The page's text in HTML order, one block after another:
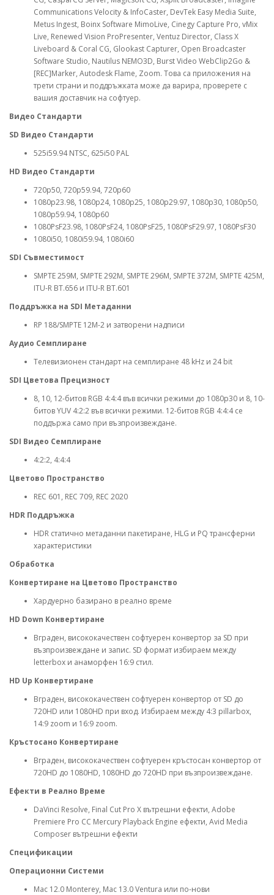
Communications Velocity & InfoCaster, DevTek Easy Media Suite,
Metus Ingest, Boinx Software MimoLive, Cinegy Capture Pro, vMix
Live, Renewed Vision ProPresenter, Ventuz Director, Class X
Liveboard & Coral CG, Glookast Capturer, Open Broadcaster
Software Studio, Nautilus NEMO3D, Burst Video WebClip2Go &
[REC]Marker, Autodesk Flame, Zoom. Това са приложения на
трети страни и поддръжката може да варира, проверете с
вашия доставчик на софтуер.
Видео Стандарти
SD Видео Стандарти
525i59.94 NTSC, 625i50 PAL
HD Видео Стандарти
720p50, 720p59.94, 720p60
1080p23.98, 1080p24, 1080p25, 1080p29.97, 1080p30, 1080p50,
1080p59.94, 1080p60
1080PsF23.98, 1080PsF24, 1080PsF25, 1080PsF29.97, 1080PsF30
1080i50, 1080i59.94, 1080i60
SDI Съвместимост
SMPTE 259M, SMPTE 292M, SMPTE 296M, SMPTE 372M, SMPTE 425M,
ITU-R BT.656 и ITU-R BT.601
Поддръжка на SDI Метаданни
RP 188/SMPTE 12M-2 и затворени надписи
Аудио Семплиране
Телевизионен стандарт на семплиране 48 kHz и 24 bit
SDI Цветова Прецизност
8, 10, 12-битов RGB 4:4:4 във всички режими до 1080p30 и 8, 10-
битов YUV 4:2:2 във всички режими. 12-битов RGB 4:4:4 се
поддържа само при възпроизвеждане.
SDI Видео Семплиране
4:2:2, 4:4:4
Цветово Пространство
REC 601, REC 709, REC 2020
HDR Поддръжка
HDR статично метаданни пакетиране, HLG и PQ трансферни
характеристики
Обработка
Конвертиране на Цветово Пространство
Хардуерно базирано в реално време
HD Down Конвертиране
Вграден, висококачествен софтуерен конвертор за SD при
възпроизвеждане и запис. SD формат избираем между
letterbox и анаморфен 16:9 стил.
HD Up Конвертиране
Вграден, висококачествен софтуерен конвертор от SD до
720HD или 1080HD при вход. Избираем между 4:3 pillarbox,
14:9 zoom и 16:9 zoom.
Кръстосано Конвертиране
Вграден, висококачествен софтуерен кръстосан конвертор от
720HD до 1080HD, 1080HD до 720HD при възпроизвеждане.
Ефекти в Реално Време
DaVinci Resolve, Final Cut Pro X вътрешни ефекти, Adobe
Premiere Pro CC Mercury Playback Engine ефекти, Avid Media
Composer вътрешни ефекти
Спецификации
Операционни Системи
Mac 12.0 Monterey, Mac 13.0 Ventura или по-нови